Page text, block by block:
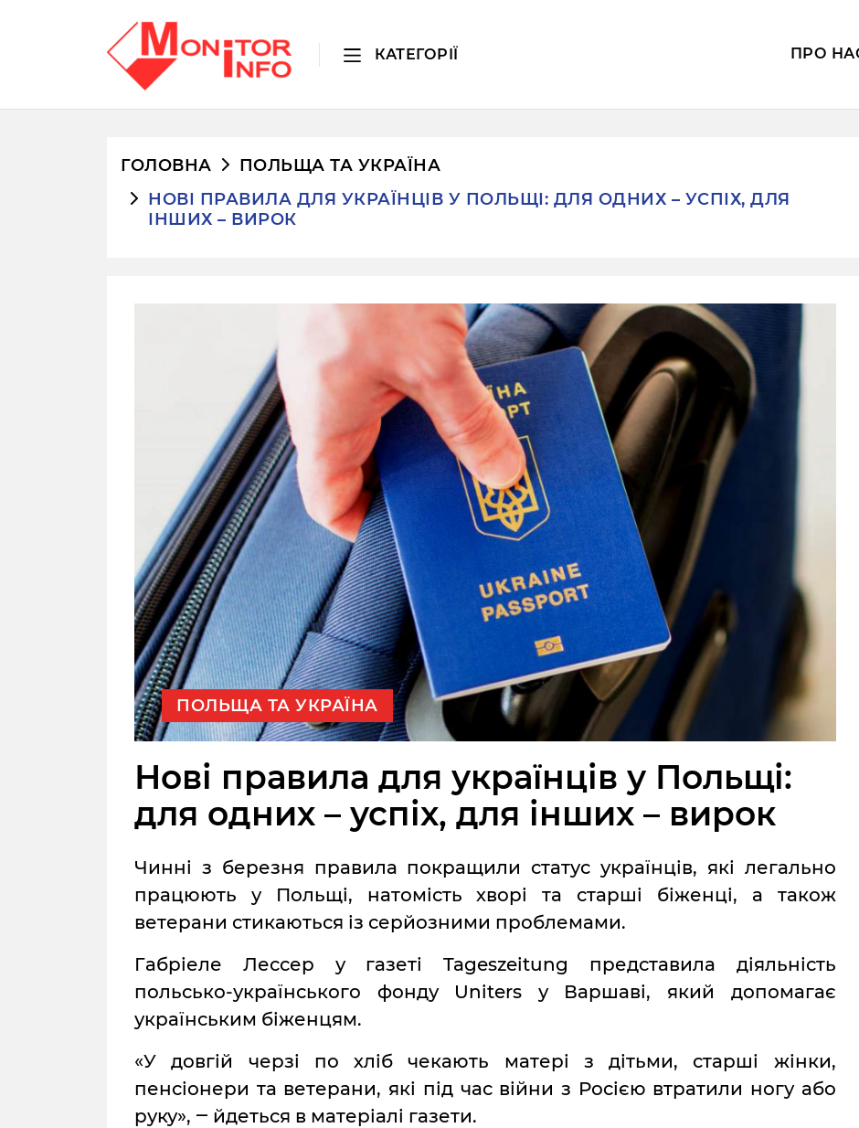
КАТЕГОРІЇ ПРО
ГОЛОВНА
ПОЛЬЩА ТА УКРАЇНА
НОВІ ПРАВИЛА ДЛЯ УКРАЇНЦІВ У ПОЛЬЩІ: ДЛЯ ОДНИХ – УСПІХ, ДЛЯ
ІНШИХ – ВИРОК
ПОЛЬЩА ТА УКРАЇНА
Нові правила для українців у Польщі:
для одних – успіх, для інших – вирок
Чинні з березня правила покращили статус українців, які легально
працюють у Польщі, натомість хворі та старші біженці, а також
ветерани стикаються із серйозними проблемами.
Габріеле Лессер у газеті Tageszeitung представила діяльність
польсько-українського фонду Uniters у Варшаві, який допомагає
українським біженцям.
«У довгій черзі по хліб чекають матері з дітьми, старші жінки,
пенсіонери та ветерани, які під час війни з Росією втратили ногу або
руку», ‒ йдеться в матеріалі газети.